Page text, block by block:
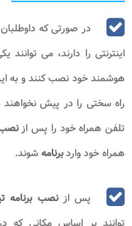
در صورتی که
اینترنتی را دارند، می
هوشمند خود نصب کنند و به
راه سختی را در پیش
تلفن همراه خود را پس ازنصب
همراه خود واردبرنامهشوند.
پس ازنصب برنامه